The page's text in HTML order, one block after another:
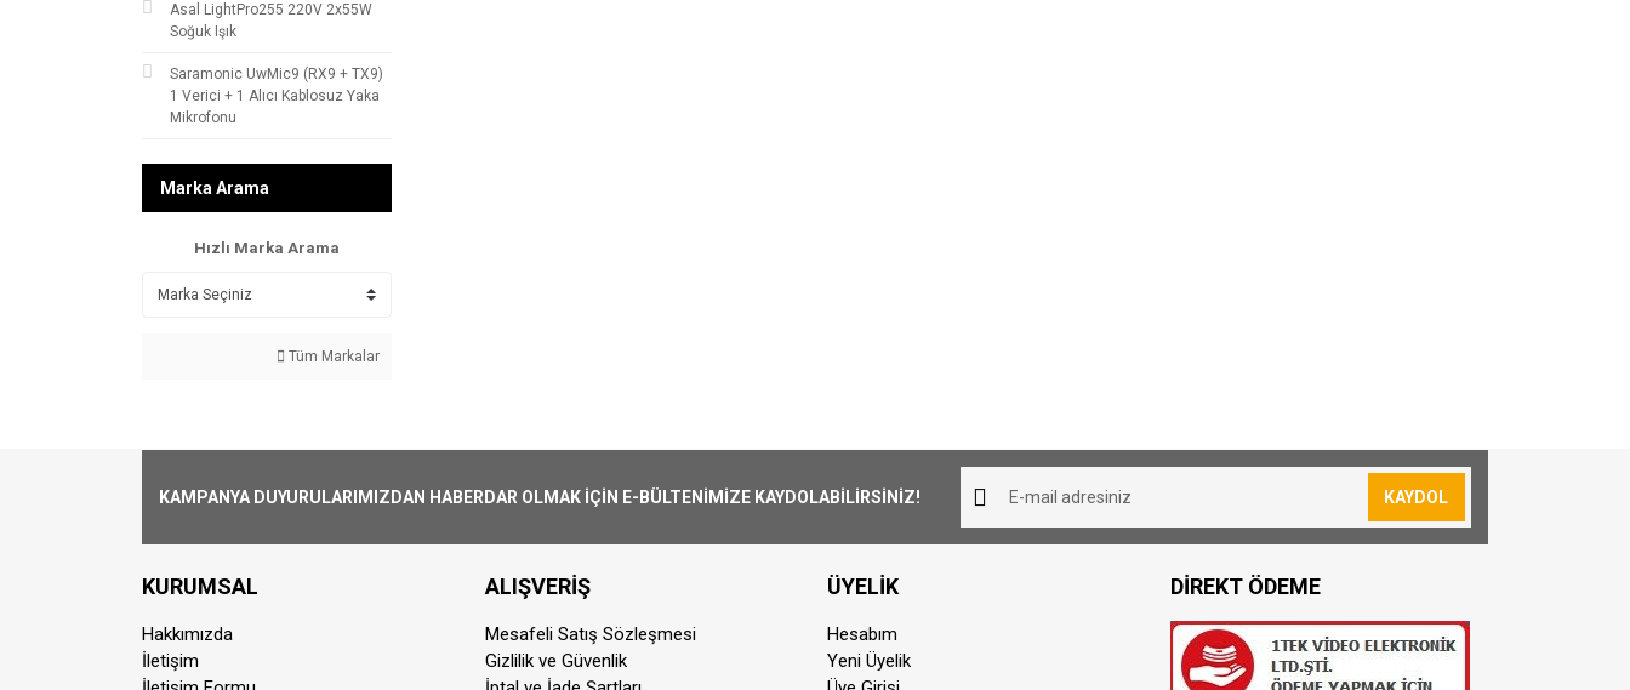
Asal LightPro255 220V 2x55W
Soğuk Işık
Saramonic UwMic9 (RX9 + TX9)
1 Verici + 1 Alıcı Kablosuz Yaka
Mikrofonu
Marka Arama
Hızlı Marka Arama
Tüm Markalar
KAMPANYA DUYURULARIMIZDAN HABERDAR OLMAK İÇİN E-BÜLTENİMİZE KAYDOLABİLİRSİNİZ! KAYDOL
KURUMSAL
Hakkımızda
İletişim
ALIŞVERİŞ
Mesafeli Satış Sözleşmesi
Gizlilik ve Güvenlik
ÜYELİK
Hesabım
Yeni Üyelik
DİREKT ÖDEME